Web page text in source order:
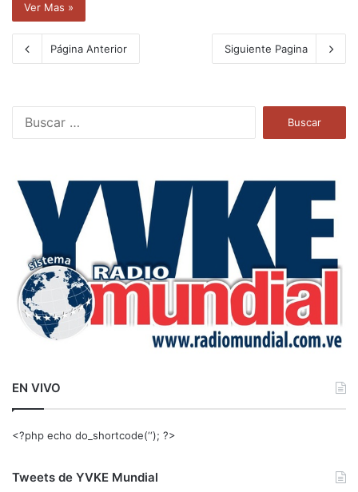
Ver Mas »
Página Anterior Siguiente Pagina
a
EN VIVO
<?php echo do_shortcode(‘‘); ?>
Tweets de YVKE Mundial